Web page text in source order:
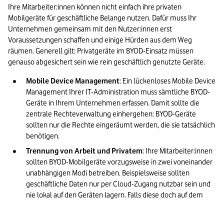
Ihre Mitarbeiter:innen können nicht einfach ihre privaten
Mobilgeräte für geschäftliche Belange nutzen. Dafür muss Ihr
Unternehmen gemeinsam mit den Nutzer:innen erst
Voraussetzungen schaffen und einige Hürden aus dem Weg
räumen. Generell gilt: Privatgeräte im BYOD-Einsatz müssen
genauso abgesichert sein wie rein geschäftlich genutzte Geräte.
Mobile Device Management: Ein lückenloses Mobile Device
Management Ihrer IT-Administration muss sämtliche BYOD-
Geräte in Ihrem Unternehmen erfassen. Damit sollte die
zentrale Rechteverwaltung einhergehen: BYOD-Geräte
sollten nur die Rechte eingeräumt werden, die sie tatsächlich
benötigen.
Trennung von Arbeit und Privatem: Ihre Mitarbeiter:innen
sollten BYOD-Mobilgeräte vorzugsweise in zwei voneinander
unabhängigen Modi betreiben. Beispielsweise sollten
geschäftliche Daten nur per Cloud-Zugang nutzbar sein und
nie lokal auf den Geräten lagern. Falls diese doch auf dem